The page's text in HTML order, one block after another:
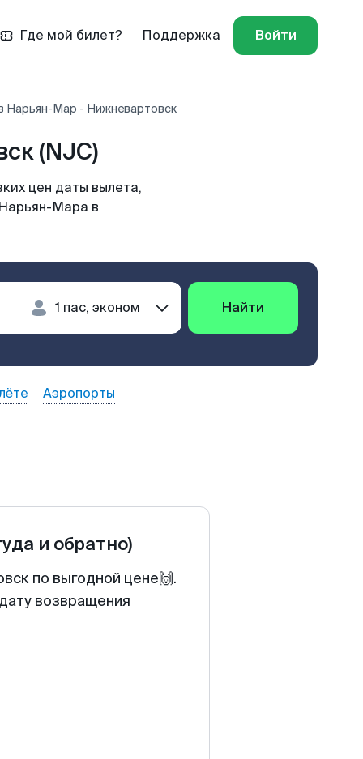
Где мой билет? Поддержка Войти
Нарьян-Мар - Нижневартовск
(NJC)
цен даты вылета,
Мара в
Найти
Аэропорты
и обратно)
по выгодной цене🙌.
возвращения